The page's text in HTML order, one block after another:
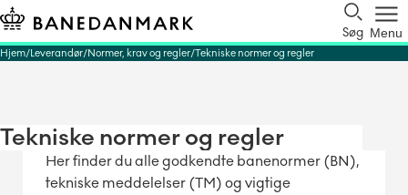
Søg Menu
Hjem Leverandør Normer, krav og regler Tekniske normer og regler
Tekniske normer og regler
Her finder du alle godkendte banenormer (BN),
tekniske meddelelser (TM) og vigtige